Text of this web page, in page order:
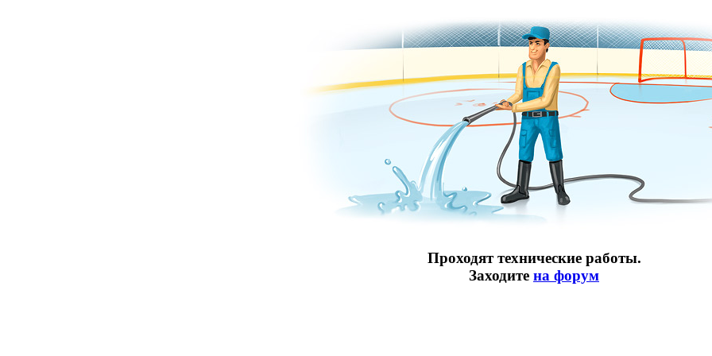
Проходят технические работы.
Заходите на форум